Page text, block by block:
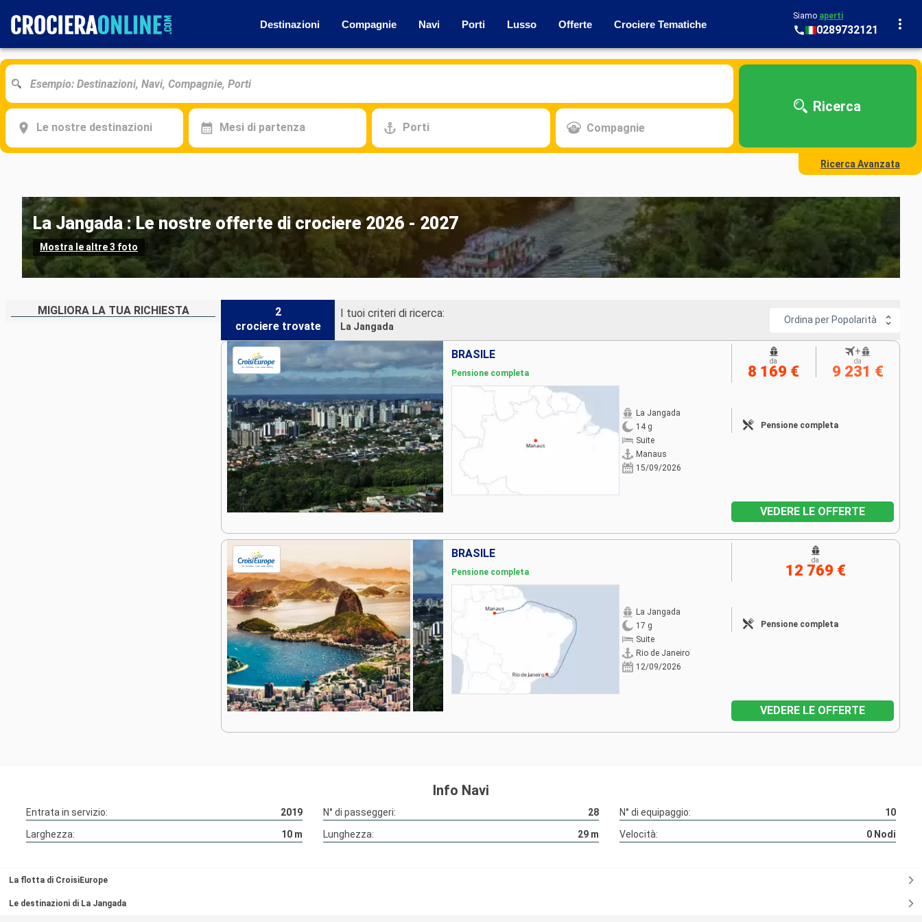
Destinazioni Compagnie Navi Porti Lusso Offerte Crociere Tematiche
Siamo aperti
0289732121
Le nostre destinazioni Mesi di partenza Porti Compagnie
Ricerca
Ricerca Avanzata
La Jangada : Le nostre offerte di crociere 2026 - 2027
Mostra le altre 3 foto
MIGLIORA LA TUA RICHIESTA
2
crociere trovate
I tuoi criteri di ricerca:
La Jangada
Ordina per Popolarità
BRASILE
Pensione completa
La Jangada
14 g
Suite
Manaus
15/09/2026
Pensione completa
da
8 169 €
+
da
9 231 €
VEDERE LE OFFERTE
BRASILE
Pensione completa
La Jangada
17 g
Suite
Rio de Janeiro
12/09/2026
Pensione completa
da
12 769 €
VEDERE LE OFFERTE
Info Navi
Entrata in servizio: 2019 N° di passeggeri: 28 N° di equipaggio:
10
Larghezza:
10m Lunghezza: 29 m Velocità: 0 Nodi
La flotta di CroisiEurope
Le destinazioni di La Jangada